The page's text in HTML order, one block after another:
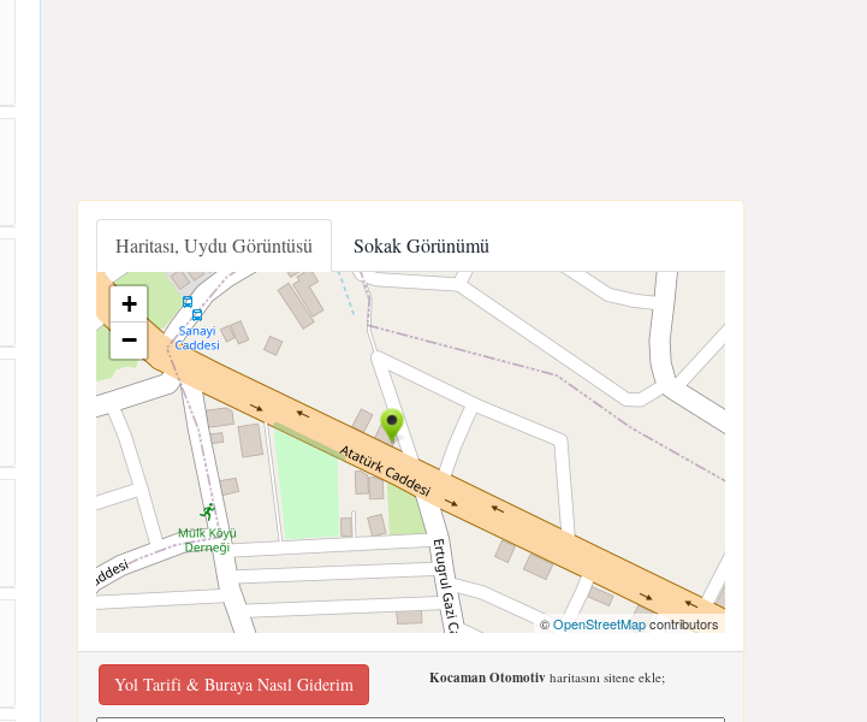
Haritası, Uydu Görüntüsü Sokak Görünümü
+
−
©OpenStreetMapcontributors
Yol Tarifi & Buraya Nasıl Giderim Kocaman Otomotiv haritasını sitene ekle;